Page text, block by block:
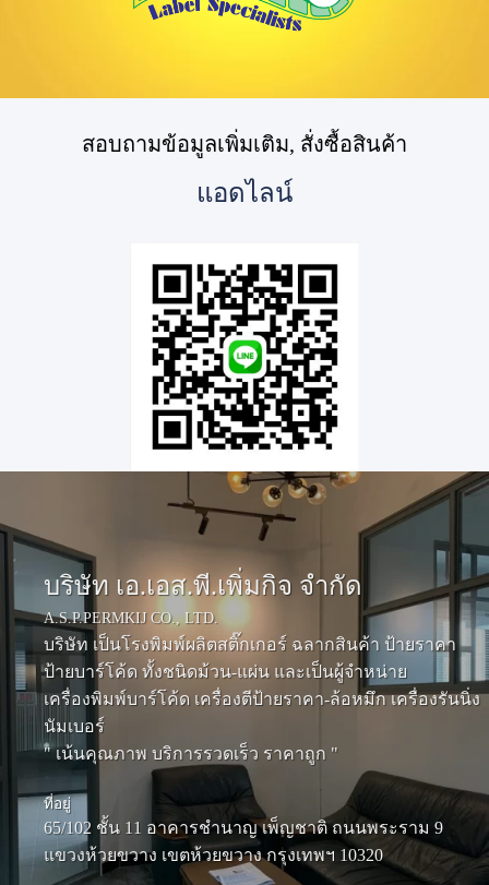
สอบถามข้อมูลเพิ่มเติม, สั่งซื้อสินค้า
แอดไลน์
บริษัท เอ.เอส.พี.เพิ่มกิจ จำกัด
A.S.P.PERMKIJ CO., LTD.
บริษัท เป็นโรงพิมพ์ผลิตสติ๊กเกอร์ ฉลากสินค้า ป้ายราคา
ป้ายบาร์โค้ด ทั้งชนิดม้วน-แผ่น และเป็นผู้จำหน่าย
เครื่องพิมพ์บาร์โค้ด เครื่องตีป้ายราคา-ล้อหมึก เครื่องรันนิ่ง
นัมเบอร์
" เน้นคุณภาพ บริการรวดเร็ว ราคาถูก "
ที่อยู่
65/102 ชั้น 11 อาคารชำนาญ เพ็ญชาติ ถนนพระราม 9
แขวงห้วยขวาง เขตห้วยขวาง กรุงเทพฯ 10320